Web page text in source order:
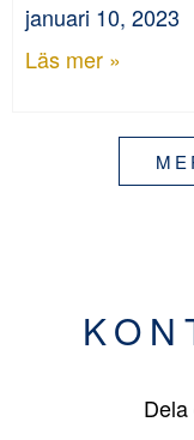
januari 10, 2023
Läs mer »